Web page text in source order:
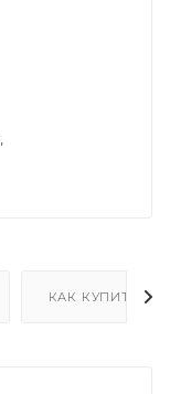
КАК КУПИТЬ